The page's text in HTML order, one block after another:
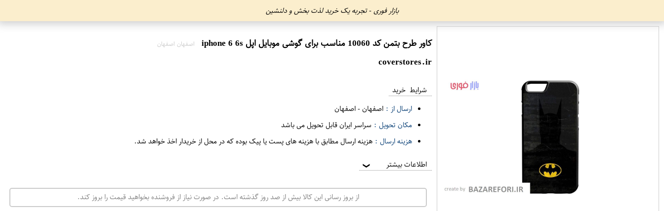
بازار فوری - تجربه یک خرید لذت بخش و دلنشین
کاور طرح بتمن کد 10060 مناسب برای گوشی موبایل اپل iphone 6 6s اصفهان اصفهان
coverstores.ir
شرایط خرید
ارسال از : اصفهان-اصفهان
مکان تحویل : سراسر ایران قابل تحویل می باشد
هزینه ارسال : هزینه ارسال مطابق با هزینه های پست یا پیک بوده که در محل از خریدار اخذ خواهد شد.
اطلاعات بیشتر ❯
از بروز رسانی این کالا بیش از صد روز گذشته است. در صورت نیاز از فروشنده بخواهید قیمت را بروز کند.